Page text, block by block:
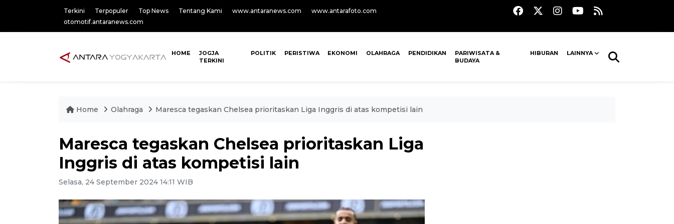
Terkini Terpopuler Top News Tentang Kami www.antaranews.com
www.antarafoto.com
otomotif.antaranews.com
HOME
JOGJA
TERKINI
POLITIK PERISTIWA EKONOMI OLAHRAGA PENDIDIKAN
PARIWISATA &
BUDAYA
HIBURAN LAINNYA
Home Olahraga Maresca tegaskan Chelsea prioritaskan Liga Inggris di atas kompetisi lain
Maresca tegaskan Chelsea prioritaskan Liga
Inggris di atas kompetisi lain
Selasa, 24 September 2024 14:11 WIB